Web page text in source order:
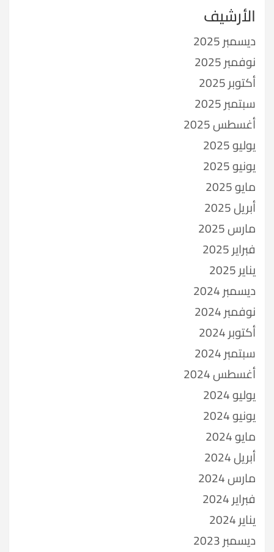
الأرشيف
ديسمبر 2025
نوفمبر 2025
أكتوبر 2025
سبتمبر 2025
أغسطس 2025
يوليو 2025
يونيو 2025
مايو 2025
أبريل 2025
مارس 2025
فبراير 2025
يناير 2025
ديسمبر 2024
نوفمبر 2024
أكتوبر 2024
سبتمبر 2024
أغسطس 2024
يوليو 2024
يونيو 2024
مايو 2024
أبريل 2024
مارس 2024
فبراير 2024
يناير 2024
ديسمبر 2023